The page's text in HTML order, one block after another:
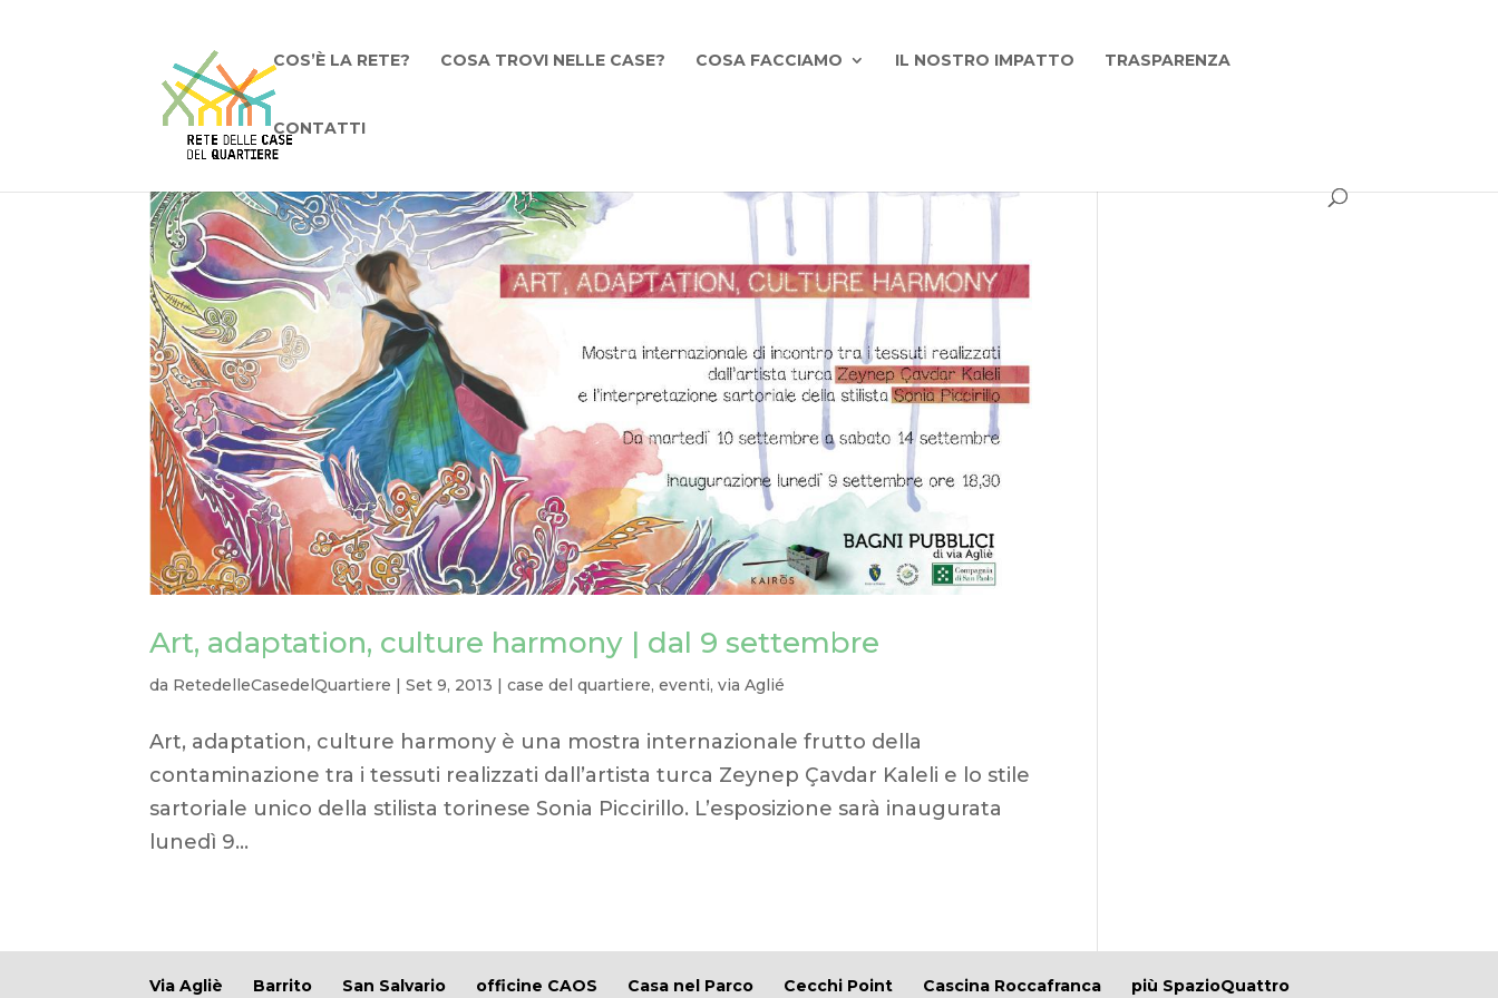
COS’È LA RETE? COSA TROVI NELLE CASE? COSA FACCIAMO IL NOSTRO IMPATTO TRASPARENZA
CONTATTI
Art, adaptation, culture harmony | dal 9 settembre
da RetedelleCasedelQuartiere |Set 9, 2013 |case del quartiere,eventi,via Aglié
Art, adaptation, culture harmony è una mostra internazionale frutto della
contaminazione tra i tessuti realizzati dall’artista turca Zeynep Çavdar Kaleli e lo stile
sartoriale unico della stilista torinese Sonia Piccirillo. L’esposizione sarà inaugurata
lunedì 9...
Via Agliè Barrito San Salvario officine CAOS Casa nel Parco Cecchi Point Cascina Roccafranca più SpazioQuattro